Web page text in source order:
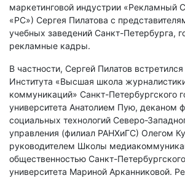
маркетинговой индустрии «Рекламный
«РС») Сергея Пилатова с
учебных заведений Санкт-Петербурга,
рекламные кадры.
В частности, Сергей Пилатов
Института «Высшая школа
коммуникаций» Санкт-Петербургского
университета Анатолием Пую, деканом
социальных технологий Северо-
управления (филиал РАНХиГС) Олегом
руководителем Школы
общественностью Санкт-
университета Мариной Арканниковой.